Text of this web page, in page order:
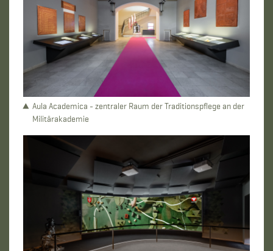
Aula Academica - zentraler Raum der Traditionspflege an der
Militärakademie